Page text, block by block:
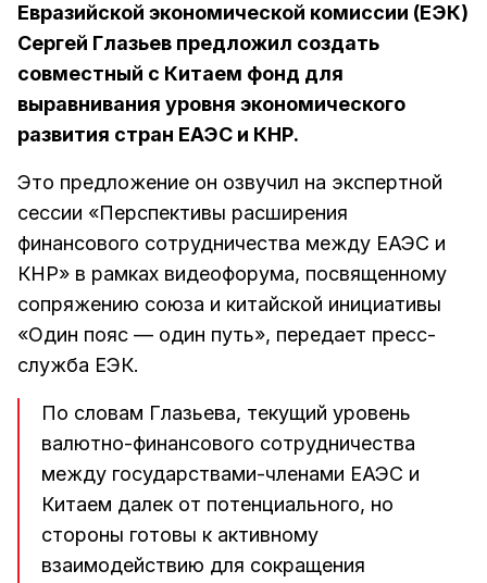
Евразийской экономической комиссии (ЕЭК)
Сергей Глазьев предложил создать
совместный с Китаем фонд для
выравнивания уровня экономического
развития стран ЕАЭС и КНР.
Это предложение он озвучил на экспертной
сессии «Перспективы расширения
финансового сотрудничества между ЕАЭС и
КНР» в рамках видеофорума, посвященному
сопряжению союза и китайской инициативы
«Один пояс — один путь», передает пресс-
служба ЕЭК.
По словам Глазьева, текущий уровень
валютно-финансового сотрудничества
между государствами-членами ЕАЭС и
Китаем далек от потенциального, но
стороны готовы к активному
взаимодействию для сокращения